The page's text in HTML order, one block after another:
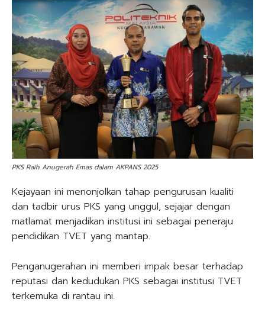
PKS Raih Anugerah Emas dalam AKPANS 2025
Kejayaan ini menonjolkan tahap pengurusan kualiti
dan tadbir urus PKS yang unggul, sejajar dengan
matlamat menjadikan institusi ini sebagai peneraju
pendidikan TVET yang mantap.
Penganugerahan ini memberi impak besar terhadap
reputasi dan kedudukan PKS sebagai institusi TVET
terkemuka di rantau ini.